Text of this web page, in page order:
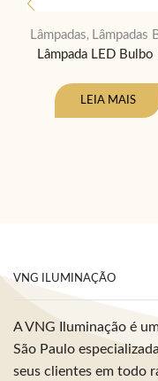
Lâmpadas, Lâmpadas
Lâmpada LED
LEIA MAIS
VNG ILUMINAÇÃO
A VNG Iluminação é
São Paulo
seus clientes em todo